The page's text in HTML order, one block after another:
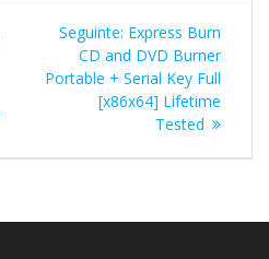
Seguinte: Post
seguinte:
Express Burn
CD and DVD Burner
Portable + Serial Key Full
[x86x64] Lifetime
Tested